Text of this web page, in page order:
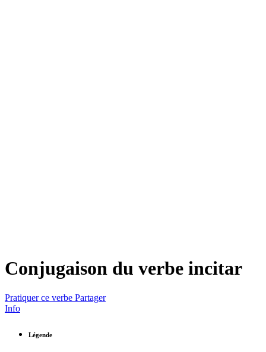
Conjugaison du verbe incitar
Pratiquer ce verbe Partager
Info
Légende